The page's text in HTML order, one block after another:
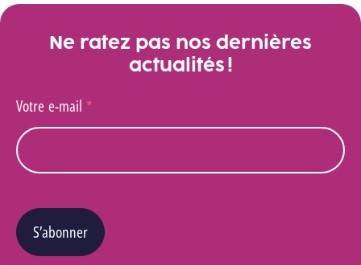
Ne ratez pas nos dernières
actualités !
Votre e-mail *
S’abonner